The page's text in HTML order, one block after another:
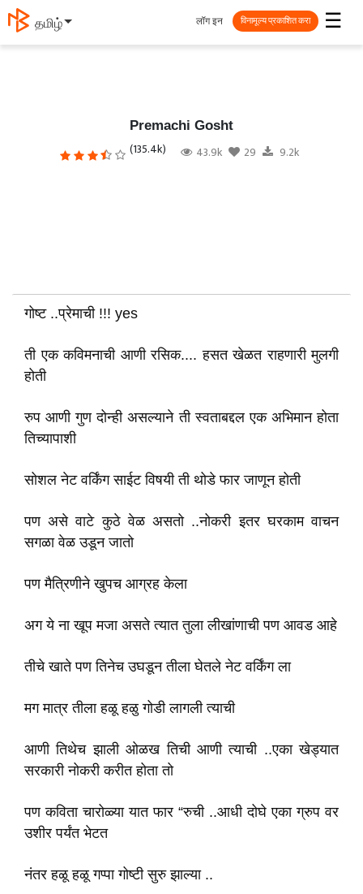
தமிழ் ☰
लॉग इन विनामूल्य प्रकाशित करा
Premachi Gosht
(135.4k) 43.9k 29 9.2k
गोष्ट ..प्रेमाची !!! yes
ती एक कविमनाची आणी रसिक.... हसत खेळत राहणारी मुलगी
होती
रुप आणी गुण दोन्ही असल्याने ती स्वताबद्दल एक अभिमान होता
तिच्यापाशी
सोशल नेट वर्किंग साईट विषयी ती थोडे फार जाणून होती
पण असे वाटे कुठे वेळ असतो ..नोकरी इतर घरकाम वाचन
सगळा वेळ उडून जातो
पण मैत्रिणीने खुपच आग्रह केला
अग ये ना खूप मजा असते त्यात तुला लीखांणाची पण आवड आहे
तीचे खाते पण तिनेच उघडून तीला घेतले नेट वर्किंग ला
मग मात्र तीला हळू हळु गोडी लागली त्याची
आणी तिथेच झाली ओळख तिची आणी त्याची ..एका खेड्यात
सरकारी नोकरी करीत होता तो
पण कविता चारोळ्या यात फार “रुची ..आधी दोघे एका ग्रुप वर
उशीर पर्यंत भेटत
नंतर हळू हळू गप्पा गोष्टी सुरु झाल्या ..